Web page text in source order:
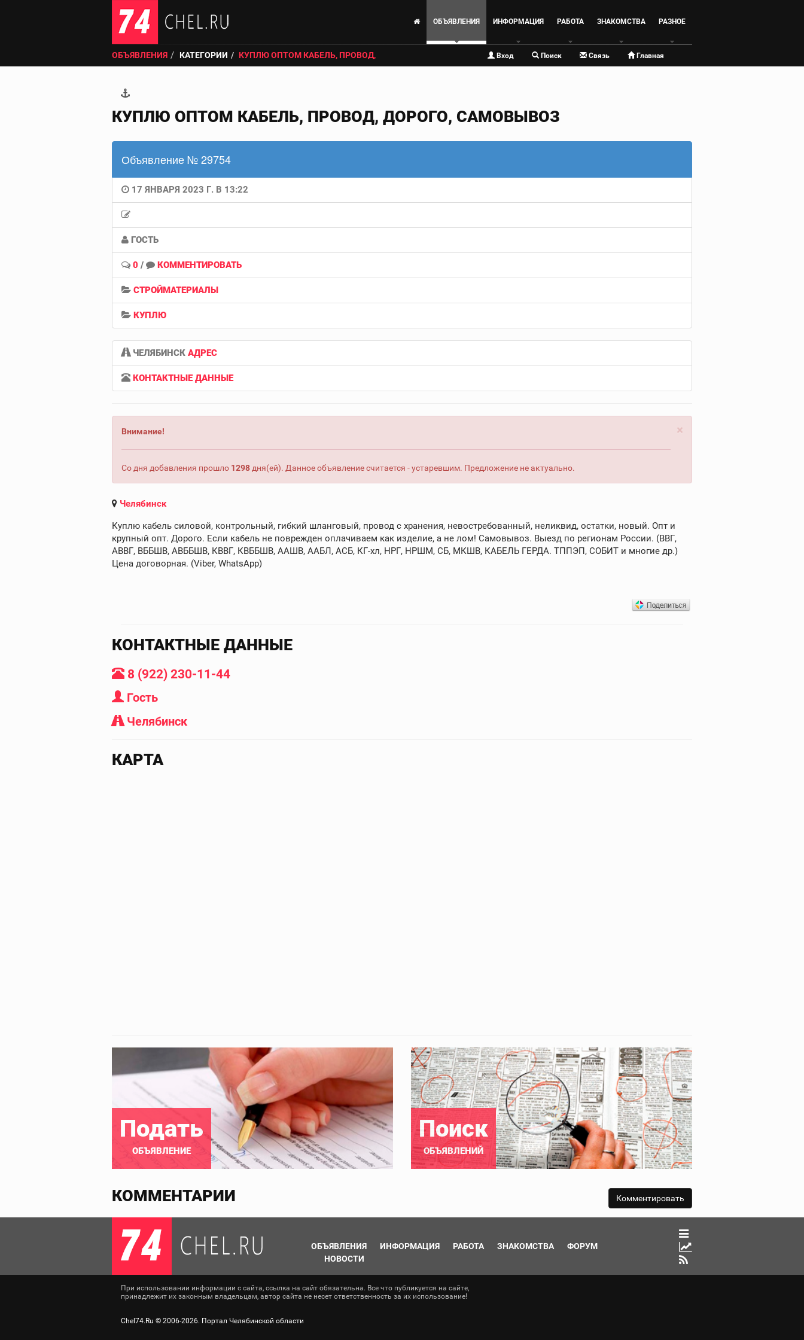
ОБЪЯВЛЕНИЯ ИНФОРМАЦИЯ РАБОТА ЗНАКОМСТВА РАЗНОЕ
ОБЪЯВЛЕНИЯ КАТЕГОРИИ КУПЛЮ ОПТОМ КАБЕЛЬ, ПРОВОД, Вход Поиск Связь Главная
КУПЛЮ ОПТОМ КАБЕЛЬ, ПРОВОД, ДОРОГО, САМОВЫВОЗ
Объявление № 29754
17 ЯНВАРЯ 2023 Г. В 13:22
ГОСТЬ
0 / КОММЕНТИРОВАТЬ
СТРОЙМАТЕРИАЛЫ
КУПЛЮ
ЧЕЛЯБИНСК АДРЕС
КОНТАКТНЫЕ ДАННЫЕ
×
Внимание!
Со дня добавления прошло 1298 дня(ей). Данное объявление считается - устаревшим. Предложение не актуально.
Челябинск
Куплю кабель силовой, контрольный, гибкий шланговый, провод с хранения, невостребованный, неликвид, остатки, новый. Опт и
крупный опт. Дорого. Если кабель не поврежден оплачиваем как изделие, а не лом! Самовывоз. Выезд по регионам России. (ВВГ,
АВВГ, ВББШВ, АВББШВ, КВВГ, КВББШВ, ААШВ, ААБЛ, АСБ, КГ-хл, НРГ, НРШМ, СБ, МКШВ, КАБЕЛЬ ГЕРДА. ТППЭП, СОБИТ и многие др.)
Цена договорная. (Viber, WhatsApp)
КОНТАКТНЫЕ ДАННЫЕ
8 (922) 230-11-44
Гость
Челябинск
КАРТА
Подать
ОБЪЯВЛЕНИЕ
Поиск
ОБЪЯВЛЕНИЙ
КОММЕНТАРИИ
ОБЪЯВЛЕНИЯ ИНФОРМАЦИЯ РАБОТА ЗНАКОМСТВА
ФОРУМ
НОВОСТИ
При использовании информации с сайта, ссылка на сайт обязательна. Все что публикуется на сайте,
принадлежит их законным владельцам, автор сайта не несет ответственность за их использование!
Chel74.Ru © 2006-2026. Портал Челябинской области